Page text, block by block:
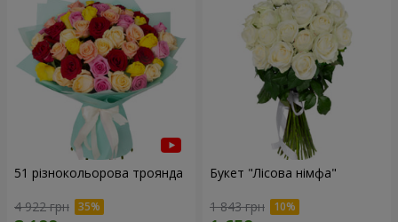
51 різнокольорова троянда
4 922 грн
Букет "Лісова німфа"
1 843 грн